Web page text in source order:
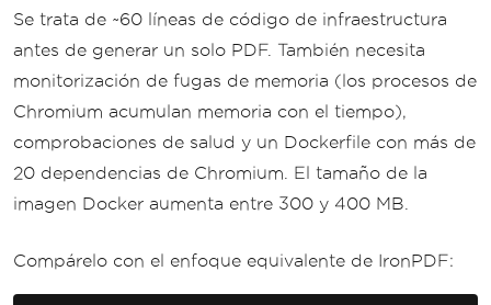
( maxBrowsers maxBrowsers
public async Task
InitializeAsyn
c()
for
( int i = 0 ; i < _maxBrow
{
Se trata de ~60 líneas de código de infraestructura
antes de generar un solo PDF. También necesita
monitorización de fugas de memoria (los procesos de
Chromium acumulan memoria con el tiempo),
comprobaciones de salud y un Dockerfile con más de
20 dependencias de Chromium. El tamaño de la
imagen Docker aumenta entre 300 y 400 MB.
Compárelo con el enfoque equivalente de IronPDF: